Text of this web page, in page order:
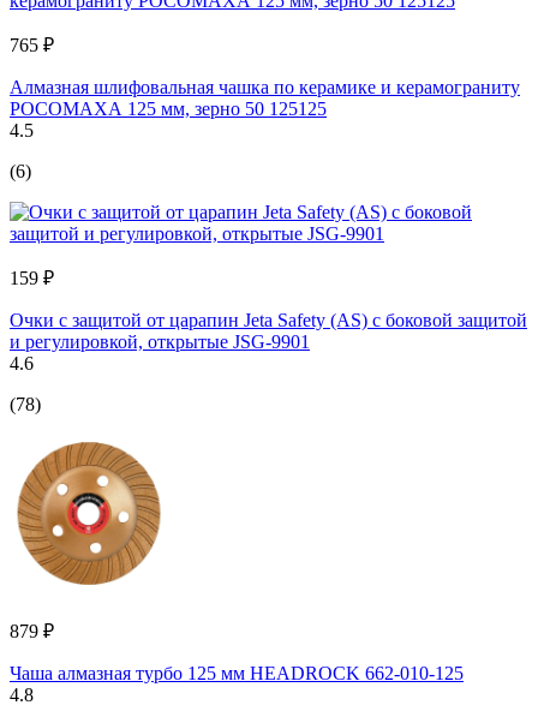
765 ₽
Алмазная шлифовальная чашка по керамике и керамограниту
РОСОМАХА 125 мм, зерно 50 125125
4.5
(6)
159 ₽
Очки с защитой от царапин Jeta Safety (AS) с боковой защитой
и регулировкой, открытые JSG-9901
4.6
(78)
879 ₽
Чаша алмазная турбо 125 мм HEADROCK 662-010-125
4.8